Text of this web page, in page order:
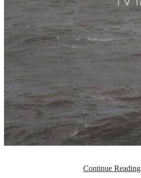
Continue Reading